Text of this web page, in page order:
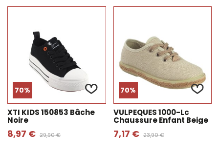
70%
XTI KIDS 150853 Bâche
Noire
8,97 € 29,90 €
70%
VULPEQUES 1000-Lc
Chaussure Enfant Beige
7,17 € 23,90 €